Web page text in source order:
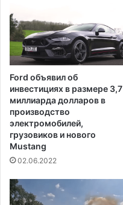
б
ы
в
М
й
а
м
и
о
р
д
н
н
и
з
к
о
г
о
р
о
Ford объявил об
инвестициях в размере 3,7
миллиарда долларов в
производство
электромобилей,
грузовиков и нового
Mustang
02.06.2022